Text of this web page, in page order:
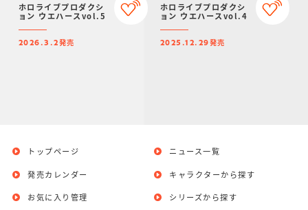
ホロライブプロダクシ
ョン ウエハースvol.5
2026.3.2発売
ホロライブプロダクシ
ョン ウエハースvol.4
2025.12.29発売
トップページ
発売カレンダー
お気に入り管理
ニュース一覧
キャラクターから探す
シリーズから探す